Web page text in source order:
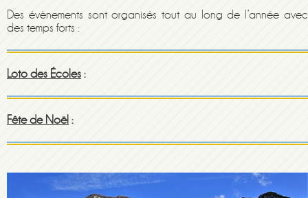
Des évènements sont organisés tout au long de l’année avec
des temps forts :
Loto des Écoles :
Fête de Noël :